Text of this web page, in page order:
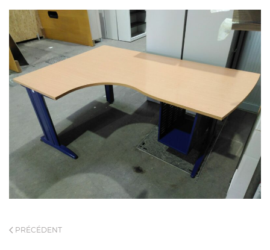
PRÉCÉDENT